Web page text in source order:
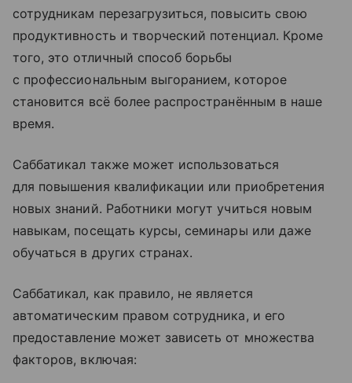
сотрудникам перезагрузиться, повысить свою
продуктивность и творческий потенциал. Кроме
того, это отличный способ борьбы
с профессиональным выгоранием, которое
становится всё более распространённым в наше
время.
Саббатикал также может использоваться
для повышения квалификации или приобретения
новых знаний. Работники могут учиться новым
навыкам, посещать курсы, семинары или даже
обучаться в других странах.
Саббатикал, как правило, не является
автоматическим правом сотрудника, и его
предоставление может зависеть от множества
факторов, включая: